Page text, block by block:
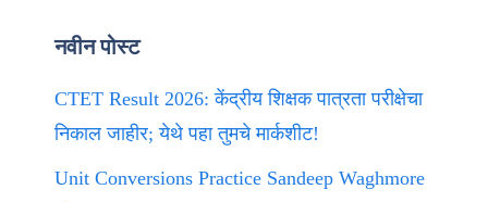
नवीन पोस्ट
CTET Result 2026: केंद्रीय शिक्षक पात्रता परीक्षेचा
निकाल जाहीर; येथे पहा तुमचे मार्कशीट!
Unit Conversions Practice Sandeep Waghmore